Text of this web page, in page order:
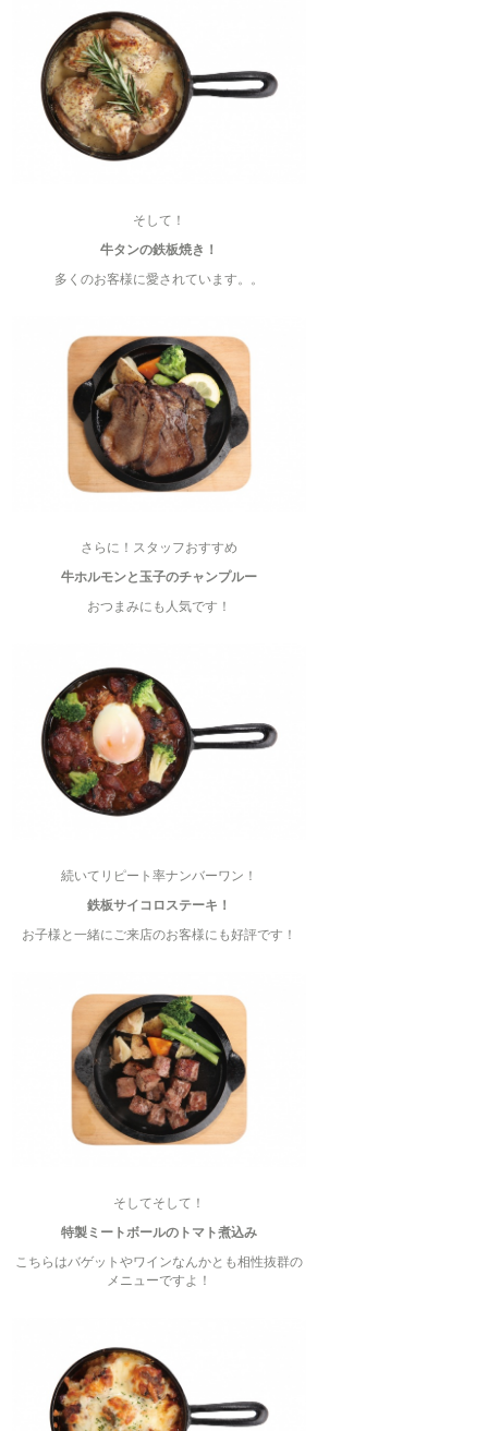
そして！
牛タンの鉄板焼き！
多くのお客様に愛されています。。
さらに！スタッフおすすめ
牛ホルモンと玉子のチャンプルー
おつまみにも人気です！
続いてリピート率ナンバーワン！
鉄板サイコロステーキ！
お子様と一緒にご来店のお客様にも好評です！
そしてそして！
特製ミートボールのトマト煮込み
こちらはバゲットやワインなんかとも相性抜群の
メニューですよ！